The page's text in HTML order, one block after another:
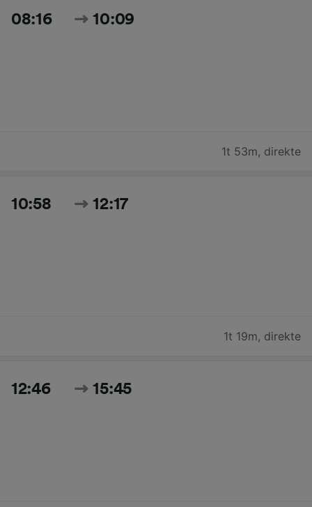
08:16 10:09
1t 53m, direkte
10:58 12:17
1t 19m, direkte
12:46 15:45